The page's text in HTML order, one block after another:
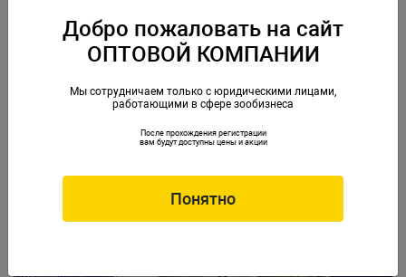
Представитель компании WITTE MOLEN Питер ван Гилс с
увлечением презентовал корма для птиц и грызунов.
Добро пожаловать на сайт
ОПТОВОЙ КОМПАНИИ
Мы сотрудничаем только с юридическими лицами,
работающими в сфере зообизнеса
После прохождения регистрации
вам будут доступны цены и акции
Понятно